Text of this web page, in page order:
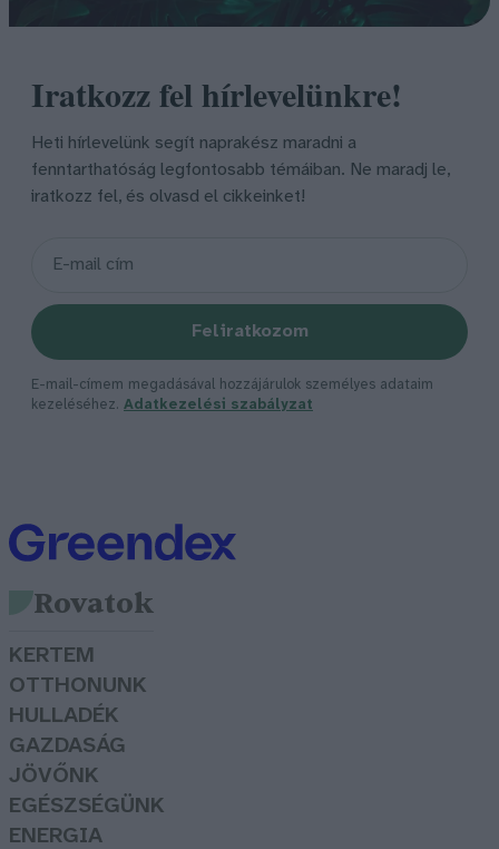
Iratkozz fel hírlevelünkre!
Heti hírlevelünk segít naprakész maradni a
fenntarthatóság legfontosabb témáiban. Ne maradj le,
iratkozz fel, és olvasd el cikkeinket!
Feliratkozom
E-mail-címem megadásával hozzájárulok személyes adataim
kezeléséhez. Adatkezelési szabályzat
Rovatok
KERTEM
OTTHONUNK
HULLADÉK
GAZDASÁG
JÖVŐNK
EGÉSZSÉGÜNK
ENERGIA